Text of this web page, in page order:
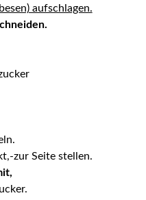
aufschlagen.
zur Seite stellen.